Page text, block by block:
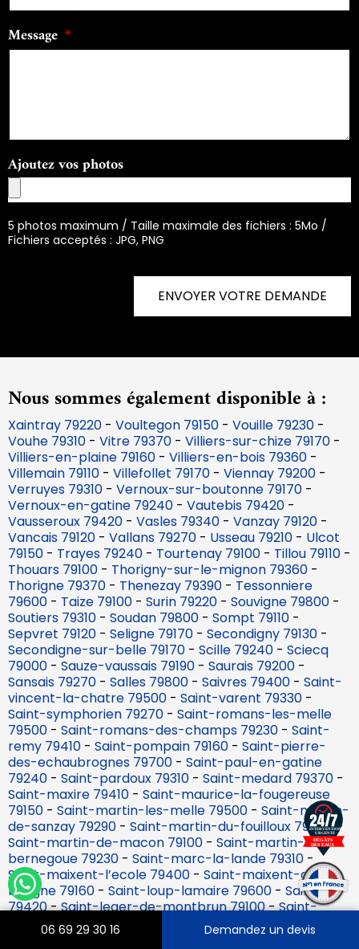
06 69 29 30 16 Demandez un devis
Message
Ajoutez vos photos
5 photos maximum / Taille maximale des fichiers : 5Mo /
Fichiers acceptés : JPG, PNG
ENVOYER VOTRE DEMANDE
Nous sommes également disponible à :
Xaintray 79220 - Voultegon 79150 - Vouille 79230 -
Vouhe 79310 - Vitre 79370 - Villiers-sur-chize 79170 -
Villiers-en-plaine 79160 - Villiers-en-bois 79360 -
Villemain 79110 - Villefollet 79170 - Viennay 79200 -
Verruyes 79310 - Vernoux-sur-boutonne 79170 -
Vernoux-en-gatine 79240 - Vautebis 79420 -
Vausseroux 79420 - Vasles 79340 - Vanzay 79120 -
Vancais 79120 - Vallans 79270 - Usseau 79210 - Ulcot
79150 - Trayes 79240 - Tourtenay 79100 - Tillou 79110 -
Thouars 79100 - Thorigny-sur-le-mignon 79360 -
Thorigne 79370 - Thenezay 79390 - Tessonniere
79600 - Taize 79100 - Surin 79220 - Souvigne 79800 -
Soutiers 79310 - Soudan 79800 - Sompt 79110 -
Sepvret 79120 - Seligne 79170 - Secondigny 79130 -
Secondigne-sur-belle 79170 - Scille 79240 - Sciecq
79000 - Sauze-vaussais 79190 - Saurais 79200 -
Sansais 79270 - Salles 79800 - Saivres 79400 - Saint-
vincent-la-chatre 79500 - Saint-varent 79330 -
Saint-symphorien 79270 - Saint-romans-les-melle
79500 - Saint-romans-des-champs 79230 - Saint-
remy 79410 - Saint-pompain 79160 - Saint-pierre-
des-echaubrognes 79700 - Saint-paul-en-gatine
79240 - Saint-pardoux 79310 - Saint-medard 79370 -
Saint-maxire 79410 - Saint-maurice-la-fougereuse
79150 - Saint-martin-les-melle 79500 - Saint-martin-
de-sanzay 79290 - Saint-martin-du-fouilloux 79420-
Saint-martin-de-macon 79100 - Saint-martin-de-
bernegoue 79230 - Saint-marc-la-lande 79310 -
Saint-maixent-l’ecole 79400 - Saint-maixent-de-
beugne 79160 - Saint-loup-lamaire 79600 - Saint-lin
79420-Saint-leger-de-montbrun 79100-Saint-
leger-de-la-martiniere 79500
-Saint-laurs 79160
Saint-jouin-de-milly 79380
Saint-jouin-de-marnes